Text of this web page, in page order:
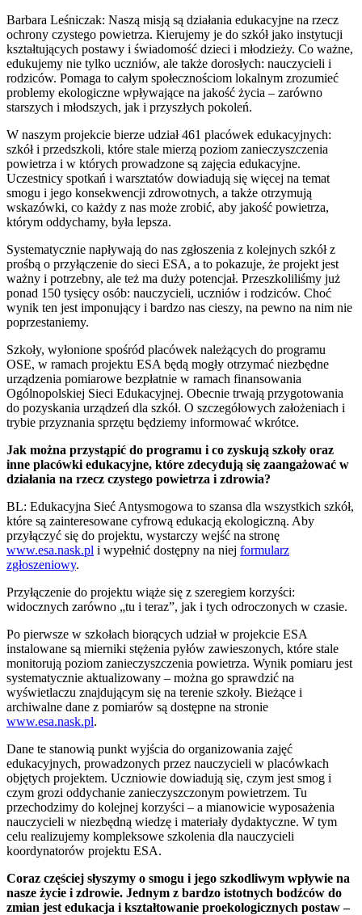
Barbara Leśniczak: Naszą misją są działania edukacyjne na rzecz
ochrony czystego powietrza. Kierujemy je do szkół jako instytucji
kształtujących postawy i świadomość dzieci i młodzieży. Co ważne,
edukujemy nie tylko uczniów, ale także dorosłych: nauczycieli i
rodziców. Pomaga to całym społecznościom lokalnym zrozumieć
problemy ekologiczne wpływające na jakość życia – zarówno
starszych i młodszych, jak i przyszłych pokoleń.
W naszym projekcie bierze udział 461 placówek edukacyjnych:
szkół i przedszkoli, które stale mierzą poziom zanieczyszczenia
powietrza i w których prowadzone są zajęcia edukacyjne.
Uczestnicy spotkań i warsztatów dowiadują się więcej na temat
smogu i jego konsekwencji zdrowotnych, a także otrzymują
wskazówki, co każdy z nas może zrobić, aby jakość powietrza,
którym oddychamy, była lepsza.
Systematycznie napływają do nas zgłoszenia z kolejnych szkół z
prośbą o przyłączenie do sieci ESA, a to pokazuje, że projekt jest
ważny i potrzebny, ale też ma duży potencjał. Przeszkoliliśmy już
ponad 150 tysięcy osób: nauczycieli, uczniów i rodziców. Choć
wynik ten jest imponujący i bardzo nas cieszy, na pewno na nim nie
poprzestaniemy.
Szkoły, wyłonione spośród placówek należących do programu
OSE, w ramach projektu ESA będą mogły otrzymać niezbędne
urządzenia pomiarowe bezpłatnie w ramach finansowania
Ogólnopolskiej Sieci Edukacyjnej. Obecnie trwają przygotowania
do pozyskania urządzeń dla szkół. O szczegółowych założeniach i
trybie przyznania sprzętu będziemy informować wkrótce.
Jak można przystąpić do programu i co zyskują szkoły oraz
inne placówki edukacyjne, które zdecydują się zaangażować w
działania na rzecz czystego powietrza i zdrowia?
BL: Edukacyjna Sieć Antysmogowa to szansa dla wszystkich szkół,
które są zainteresowane cyfrową edukacją ekologiczną. Aby
przyłączyć się do projektu, wystarczy wejść na stronę
www.esa.nask.pl i wypełnić dostępny na niej formularz
zgłoszeniowy.
Przyłączenie do projektu wiąże się z szeregiem korzyści:
widocznych zarówno „tu i teraz”, jak i tych odroczonych w czasie.
Po pierwsze w szkołach biorących udział w projekcie ESA
instalowane są mierniki stężenia pyłów zawieszonych, które stale
monitorują poziom zanieczyszczenia powietrza. Wynik pomiaru jest
systematycznie aktualizowany – można go sprawdzić na
wyświetlaczu znajdującym się na terenie szkoły. Bieżące i
archiwalne dane z pomiarów są dostępne na stronie
www.esa.nask.pl.
Dane te stanowią punkt wyjścia do organizowania zajęć
edukacyjnych, prowadzonych przez nauczycieli w placówkach
objętych projektem. Uczniowie dowiadują się, czym jest smog i
czym grozi oddychanie zanieczyszczonym powietrzem. Tu
przechodzimy do kolejnej korzyści – a mianowicie wyposażenia
nauczycieli w niezbędną wiedzę i materiały dydaktyczne. W tym
celu realizujemy kompleksowe szkolenia dla nauczycieli
koordynatorów projektu ESA.
Coraz częściej słyszymy o smogu i jego szkodliwym wpływie na
nasze życie i zdrowie. Jednym z bardzo istotnych bodźców do
zmian jest edukacja i kształtowanie proekologicznych postaw –